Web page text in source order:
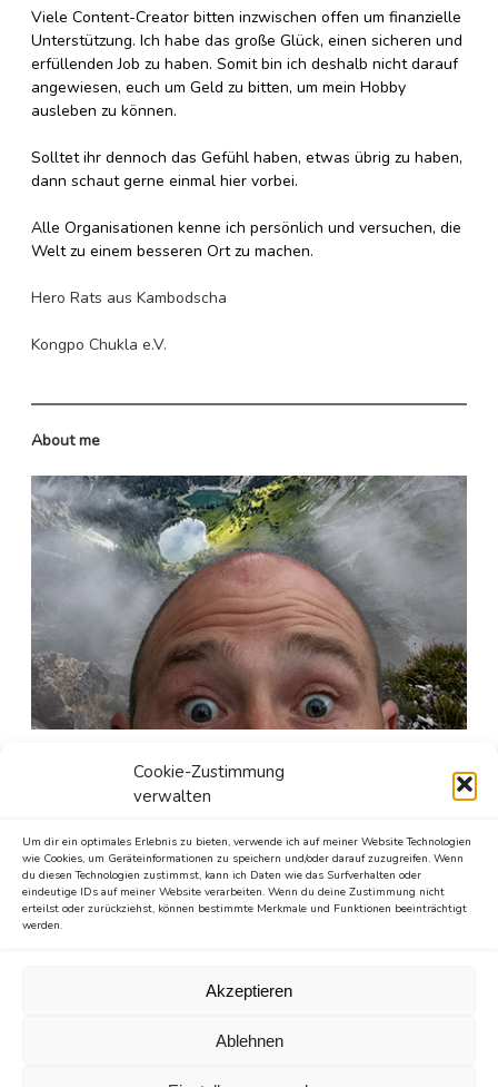
Cookie-Zustimmung
verwalten
Um dir ein optimales Erlebnis zu bieten, verwende ich auf meiner Website Technologien
wie Cookies, um Geräteinformationen zu speichern und/oder darauf zuzugreifen. Wenn
du diesen Technologien zustimmst, kann ich Daten wie das Surfverhalten oder
eindeutige IDs auf meiner Website verarbeiten. Wenn du deine Zustimmung nicht
erteilst oder zurückziehst, können bestimmte Merkmale und Funktionen beeinträchtigt
werden.
Akzeptieren
Ablehnen
Viele Content-Creator bitten inzwischen offen um finanzielle
Unterstützung. Ich habe das große Glück, einen sicheren und
erfüllenden Job zu haben. Somit bin ich deshalb nicht darauf
angewiesen, euch um Geld zu bitten, um mein Hobby
ausleben zu können.
Solltet ihr dennoch das Gefühl haben, etwas übrig zu haben,
dann schaut gerne einmal hier vorbei.
Alle Organisationen kenne ich persönlich und versuchen, die
Welt zu einem besseren Ort zu machen.
Hero Rats aus Kambodscha
Kongpo Chukla e.V.
About me
Seit gut 25 Jahren ist er in den unergründlichen Weiten
des Internetzes unterwegs.
World Wide Web zu einem besseren Ort zu machen.
Diese Wohlfühloase füttert er seit 2013 mit den besten
Stories, die man aus 26 Buchstaben erschaffen kann.
verschiedener Endgeräte - pirschen, versteckt er sich
Rad und ist ein großer Freund des Reisens.